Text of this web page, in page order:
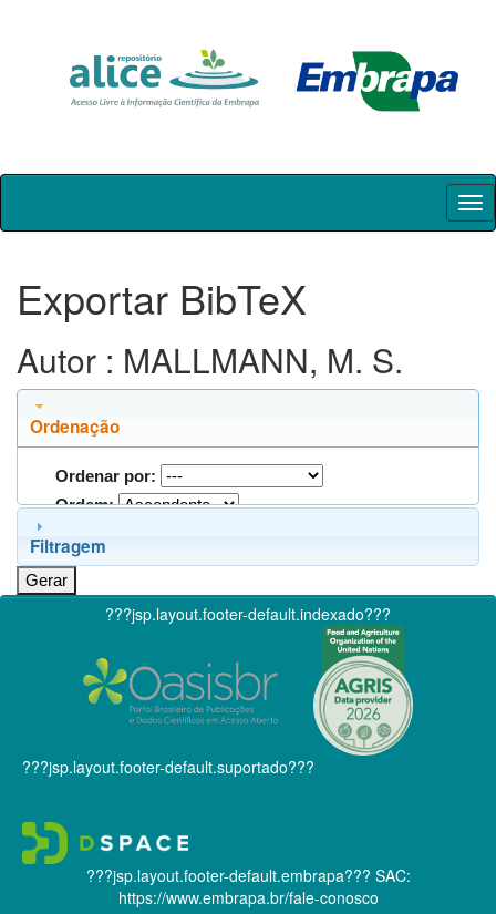
Skip
Exportar BibTeX
Autor : MALLMANN, M. S.
Ordenação
Ordenar por:
Ordem:
Filtragem
???jsp.layout.footer-default.indexado???
???jsp.layout.footer-default.suportado???
???jsp.layout.footer-default.embrapa??? SAC:
https://www.embrapa.br/fale-conosco